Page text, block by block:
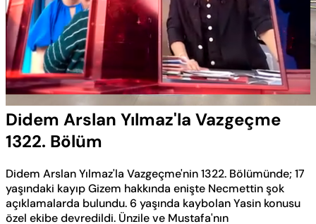
Sesi
Aç
Yüklendi:
1.90%
Oynatma
Hızı
Didem Arslan Yılmaz'la Vazgeçme
1322. Bölüm
Didem Arslan Yılmaz'la Vazgeçme'nin 1322. Bölümünde; 17
yaşındaki kayıp Gizem hakkında enişte Necmettin şok
açıklamalarda bulundu. 6 yaşında kaybolan Yasin konusu
özel ekibe devredildi. Ünzile ve Mustafa'nın